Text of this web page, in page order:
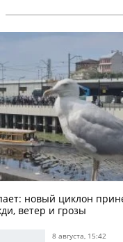
новый циклон
ветер и грозы
8 августа, 15:42